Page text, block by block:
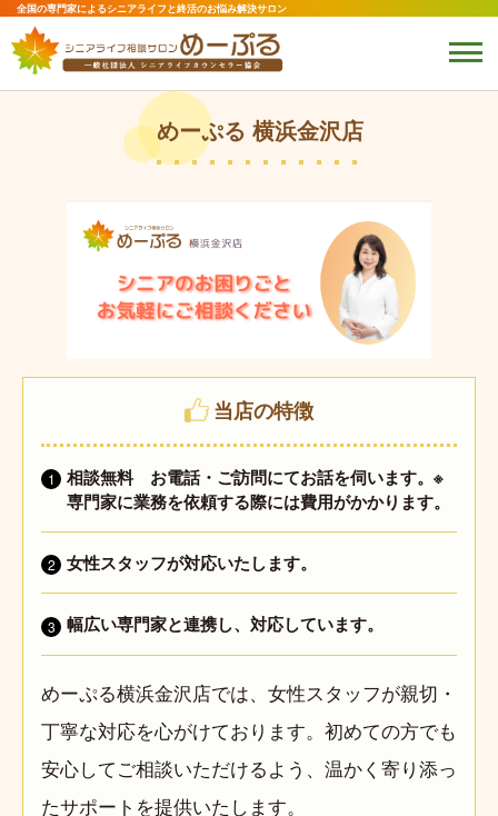
全国の専門家によるシニアライフと終活のお悩み解決サロン
めーぷる 横浜金沢店
当店の特徴
1
相談無料 お電話・ご訪問にてお話を伺います。※
専門家に業務を依頼する際には費用がかかります。
2 女性スタッフが対応いたします。
3 幅広い専門家と連携し、対応しています。
めーぷる横浜金沢店では、女性スタッフが親切・
丁寧な対応を心がけております。初めての方でも
安心してご相談いただけるよう、温かく寄り添っ
たサポートを提供いたします。